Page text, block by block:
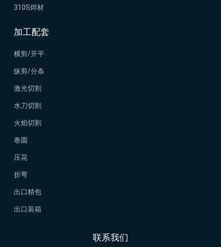
310S焊材
加工配套
横剪/开平
纵剪/分条
激光切割
水刀切割
火焰切割
卷圆
压花
折弯
出口精包
出口装箱
联系我们